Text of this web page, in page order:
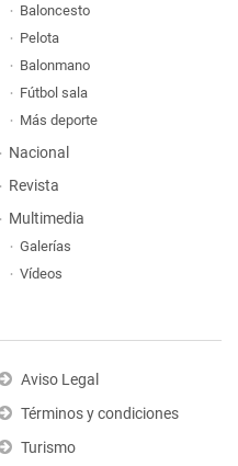
Baloncesto
Pelota
Balonmano
Fútbol sala
Más deporte
Nacional
Revista
Multimedia
Galerías
Vídeos
Aviso Legal
Términos y condiciones
Turismo